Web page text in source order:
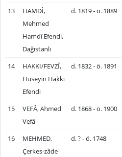
13
HAMDÎ,
Mehmed
Hamdî Efendi,
Dağıstanlı
d. 1819 - ö. 1889
14
HAKKI/FEVZÎ,
Hüseyin Hakkı
Efendi
d. 1832 - ö. 1891
15
VEFÂ, Ahmed
Vefâ
d. 1868 - ö. 1900
16
MEHMED,
Çerkes-zâde
d. ? - ö. 1748